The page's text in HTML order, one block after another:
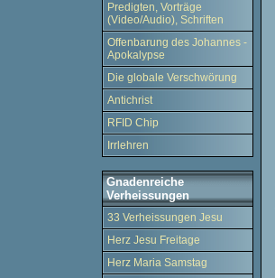
Predigten, Vorträge
(Video/Audio), Schriften
Offenbarung des Johannes -
Apokalypse
Die globale Verschwörung
Antichrist
RFID Chip
Irrlehren
Gnadenreiche
Verheissungen
33 Verheissungen Jesu
Herz Jesu Freitage
Herz Maria Samstag